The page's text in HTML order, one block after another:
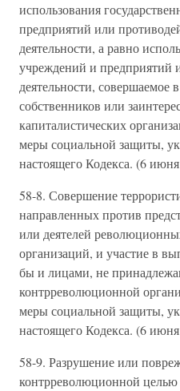
использования
предприятий или
деятельности, а равно
учреждений и предприятий
деятельности, совершаемое
собственников или
капиталистических
меры социальной защиты,
настоящего Кодекса. (6
58-8. Совершение
направленных против
или деятелей
организаций, и участие в
бы и лицами, не
контрреволюционной
меры социальной защиты,
настоящего Кодекса. (6
58-9. Разрушение или
контрреволюционной